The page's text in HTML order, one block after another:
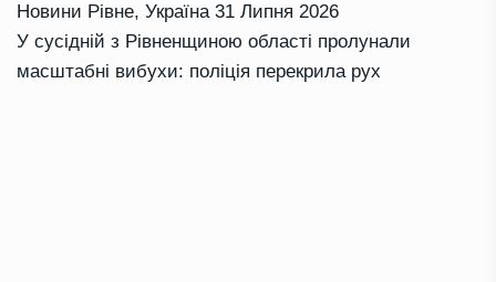
Новини Рівне, Україна 31 Липня 2026
У сусідній з Рівненщиною області пролунали
масштабні вибухи: поліція перекрила рух